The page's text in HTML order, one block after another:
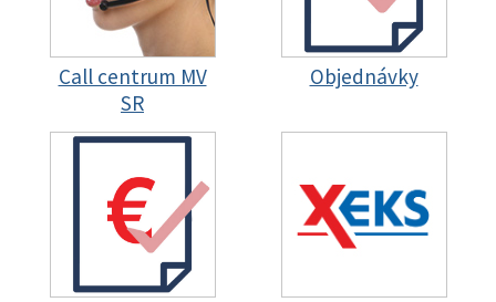
Call centrum MV
SR
Objednávky